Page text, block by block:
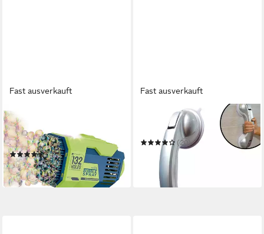
Fast ausverkauft
STARLYF
Seifenblasenpistole Bubble
Spray
(4)
ab 29,99 €
in 3-4 Werktagen bei dir
Fast ausverkauft
Haltegriff Handy Grasp Pro
(20)
ab 24,99 €
in 3-4 Werktagen bei dir